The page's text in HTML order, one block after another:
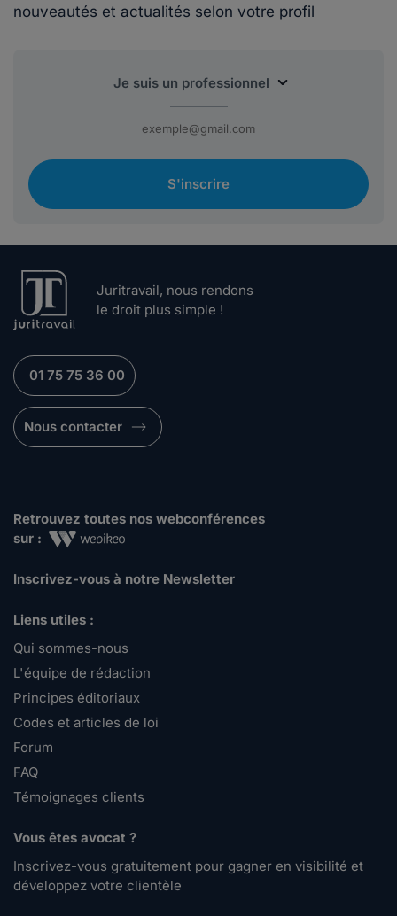
nouveautés et actualités selon votre profil
S'inscrire
Juritravail, nous rendons
le droit plus simple !
01 75 75 36 00
Nous contacter
Retrouvez toutes nos webconférences
sur :
Inscrivez-vous à notre Newsletter
Liens utiles :
Qui sommes-nous
L'équipe de rédaction
Principes éditoriaux
Codes et articles de loi
Forum
FAQ
Témoignages clients
Vous êtes avocat ?
Inscrivez-vous gratuitement pour gagner en visibilité et
développez votre clientèle